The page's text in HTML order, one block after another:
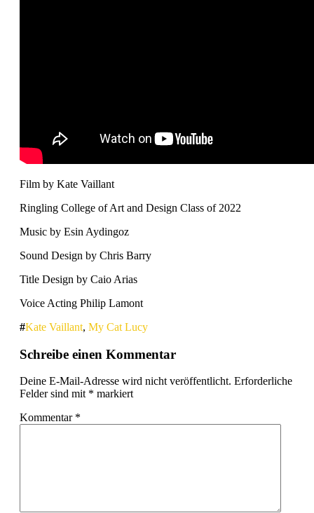
Film by Kate Vaillant
Ringling College of Art and Design Class of 2022
Music by Esin Aydingoz
Sound Design by Chris Barry
Title Design by Caio Arias
Voice Acting Philip Lamont
Kate Vaillant, My Cat Lucy
Schreibe einen Kommentar
Deine E-Mail-Adresse wird nicht veröffentlicht. Erforderliche
Felder sind mit * markiert
Kommentar *